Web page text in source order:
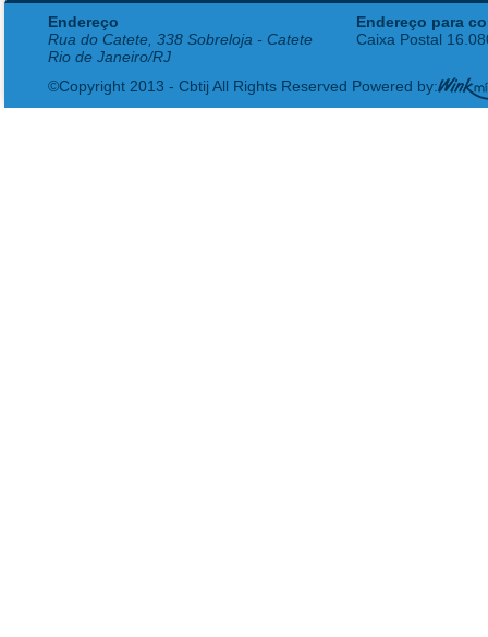
Endereço
Rua do Catete, 338 Sobreloja - Catete
Rio de Janeiro/RJ
Endereço para
Caixa Postal
©Copyright 2013 - Cbtij All Rights Reserved Powered by: